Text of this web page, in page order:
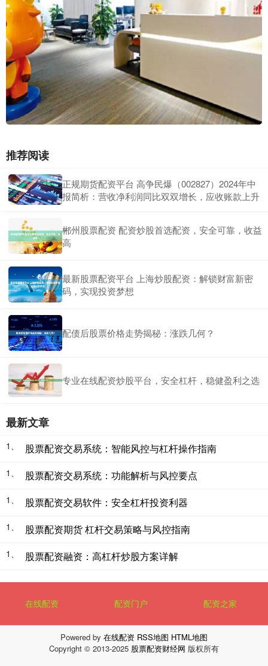
推荐阅读
正规期货配资平台 高争民爆（002827）2024年中
报简析：营收净利润同比双双增长，应收账款上升
郴州股票配资 配资炒股首选配资，安全可靠，收益
高
最新股票配资平台 上海炒股配资：解锁财富新密
码，实现投资梦想
配债后股票价格走势揭秘：涨跌几何？
专业在线配资炒股平台，安全杠杆，稳健盈利之选
最新文章
1、 股票配资交易系统：智能风控与杠杆操作指南
1、 股票配资交易系统：功能解析与风控要点
1、 股票配资交易软件：安全杠杆投资利器
1、 股票配资期货 杠杆交易策略与风控指南
1、 股票配资融资：高杠杆炒股方案详解
在线配资 配资门户 配资之家
Powered by 在线配资 RSS地图 HTML地图
Copyright © 2013-2025 股票配资财经网 版权所有